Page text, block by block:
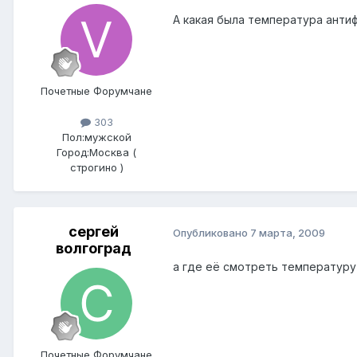
Почетные Форумчане
303
Пол:мужской
Город:Москва (
строгино )
А какая была температура
сергей
волгоград
Опубликовано 7 марта, 2009
а где её смотреть